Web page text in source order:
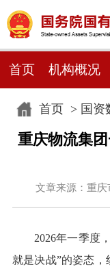
首页 机构概况
首页> 国资
重庆物流集
文章来源：重
2026年一季度
就是决战”的姿态，